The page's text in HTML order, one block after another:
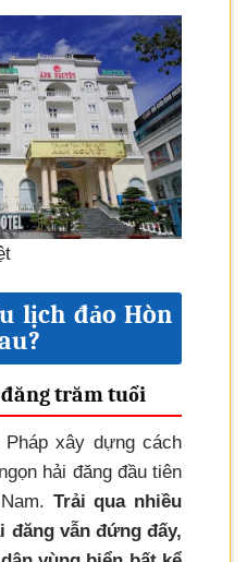
lịch đảo Hòn
trăm tuổi
xây dựng cách
hải đăng đầu tiên
Trải qua nhiều
đăng vẫn đứng đấy,